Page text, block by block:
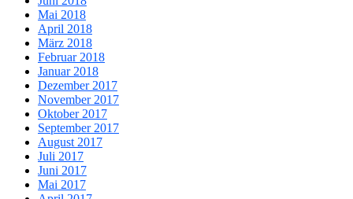
Mai 2018
April 2018
März 2018
Februar 2018
Januar 2018
Dezember 2017
November 2017
Oktober 2017
September 2017
August 2017
Juli 2017
Juni 2017
Mai 2017